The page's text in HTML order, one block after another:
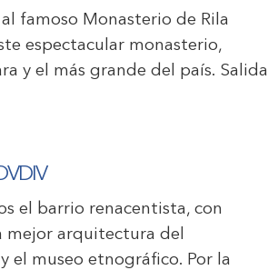
famoso Monasterio de Rila
espectacular monasterio,
y el más grande del país. Salida
el barrio renacentista, con
mejor arquitectura del
el museo etnográfico. Por la